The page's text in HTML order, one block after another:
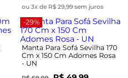
ou 3x de R$ 29,99 sem juros
-29%
Manta Para Sofá Sevilha 170
Cm x 150 Cm Adomes Rosa
- UN